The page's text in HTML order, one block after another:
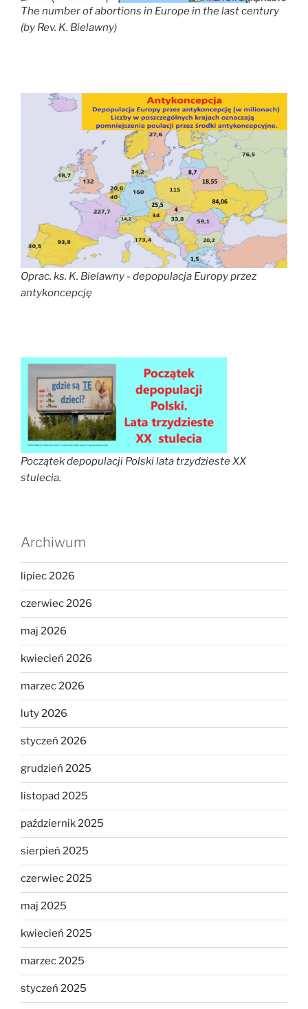
The number of abortions in Europein the last century
(by Rev. K. Bielawny)
Oprac. ks. K. Bielawny - depopulacja Europy przez
antykoncepcję
Początek depopulacji Polski lata trzydzieste XX
stulecia.
Archiwum
lipiec 2026
czerwiec 2026
maj 2026
kwiecień 2026
marzec 2026
luty 2026
styczeń 2026
grudzień 2025
listopad 2025
październik 2025
sierpień 2025
czerwiec 2025
maj 2025
kwiecień 2025
marzec 2025
styczeń 2025